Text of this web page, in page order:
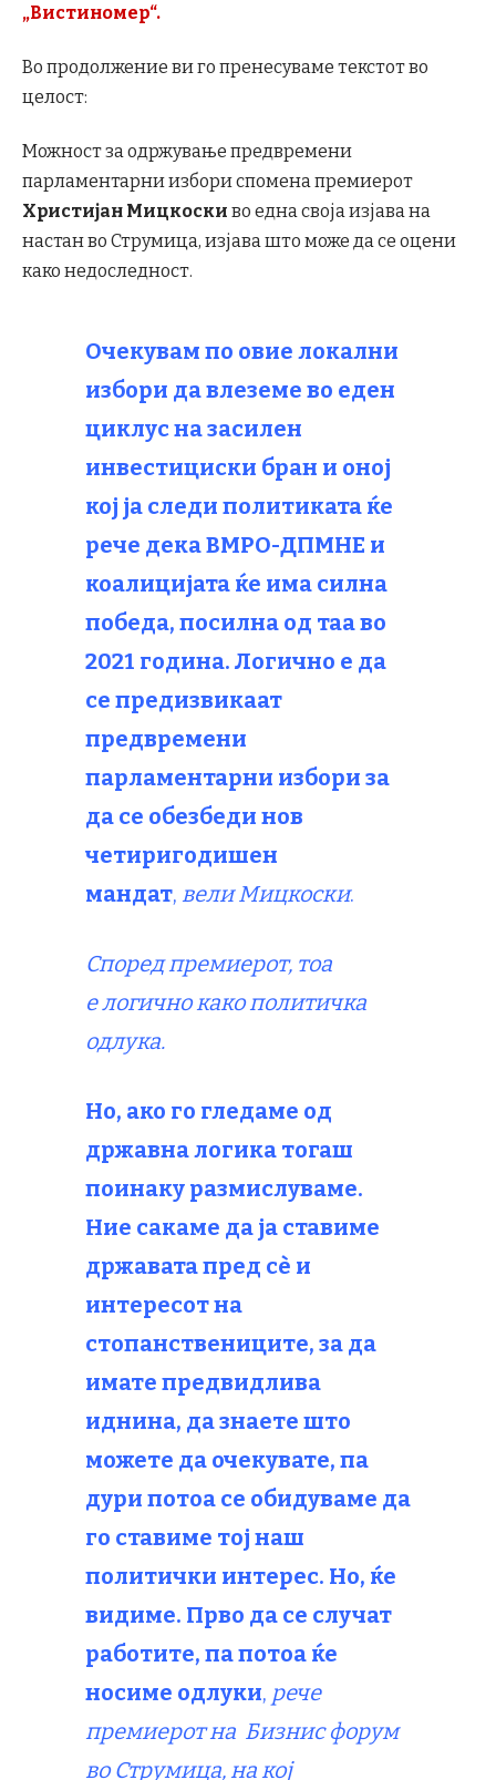
„Вистиномер“.
Во продолжение ви го пренесуваме текстот во
целост:
Можност за одржување предвремени
парламентарни избори спомена премиерот
Христијан Мицкоски во една своја изјава на
настан во Струмица, изјава што може да се оцени
како недоследност.
Очекувам по овие локални
избори да влеземе во еден
циклус на засилен
инвестициски бран и оној
кој ја следи политиката ќе
рече дека ВМРО-ДПМНЕ и
коалицијата ќе има силна
победа, посилна од таа во
2021 година. Логично е да
се предизвикаат
предвремени
парламентарни избори за
да се обезбеди нов
четиригодишен
мандат, вели Мицкоски.
Според премиерот, тоа
е логично како политичка
одлука.
Но, ако го гледаме од
државна логика тогаш
поинаку размислуваме.
Ние сакаме да ја ставиме
државата пред сè и
интересот на
стопанствениците, за да
имате предвидлива
иднина, да знаете што
можете да очекувате, па
дури потоа се обидуваме да
го ставиме тој наш
политички интерес. Но, ќе
видиме. Прво да се случат
работите, па потоа ќе
носиме одлуки, рече
премиерот на Бизнис форум
во Струмица, на кој